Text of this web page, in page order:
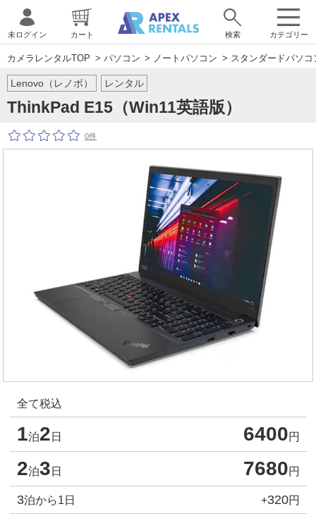
カテゴリー
未ログイン カート 検索
カメラレンタルTOP > パソコン > ノートパソコン > スタンダードパソコ
Lenovo（レノボ）
ThinkPad E15（Win11英語版）
レンタル
0件
全て税込
1泊2 日 6400円
2泊3 日 7680円
3泊から1日 +320円